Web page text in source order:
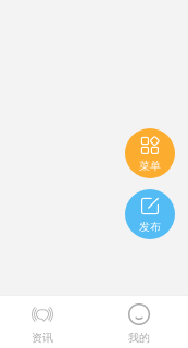

菜单

发布

资讯

我的